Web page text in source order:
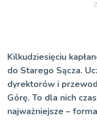
Kilkudziesięciu
do Starego Sącza.
dyrektorów i
Górę. To dla nich
najważniejsze –